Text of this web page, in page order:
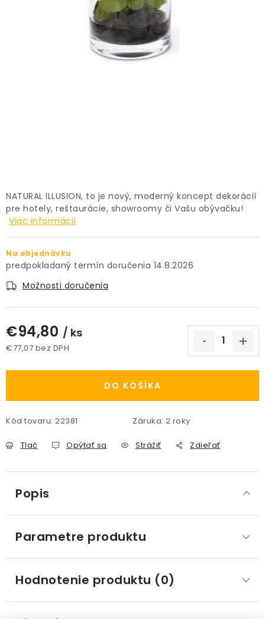
ZNAČKY
Obchodné podmienky
Spôsoby platby
Informácie o doprave
Kontakt / Právne údaje
NATURAL ILLUSION, to je nový, moderný koncept dekorácií
pre hotely, reštaurácie, showroomy či Vašu obývačku!
Viac informácií
Na objednávku
14.8.2026
Možnosti doručenia
€94,80 / ks
€77,07 bez DPH
DO KOŠÍKA
Kód tovaru: 22381 Záruka: 2 roky
Tlač Opýtať sa Strážiť Zdieľať
Popis
Parametre produktu
Hodnotenie produktu (0)